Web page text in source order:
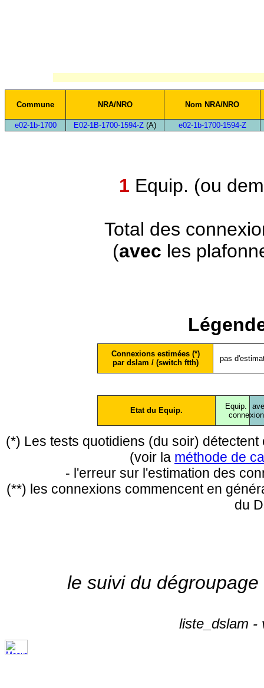
Commune NRA/NRO Nom NRA/NRO
e02-1b-1700 E02-1B-1700-1594-Z (A) e02-1b-1700-1594-Z
1 Equip. (ou
Total des
(avec les
Connexions estimées (*)
par dslam / (switch ftth)
pas
Etat du Equip.
Equip.
conne
(*) Les tests quotidiens (du soir)
(voir la méthode de
- l'erreur sur l'estimation des
(**) les connexions commencent en
du
le suivi du
liste_dslam -